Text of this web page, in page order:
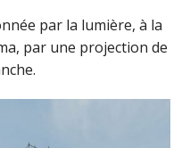
par la lumière, à la
par une projection de